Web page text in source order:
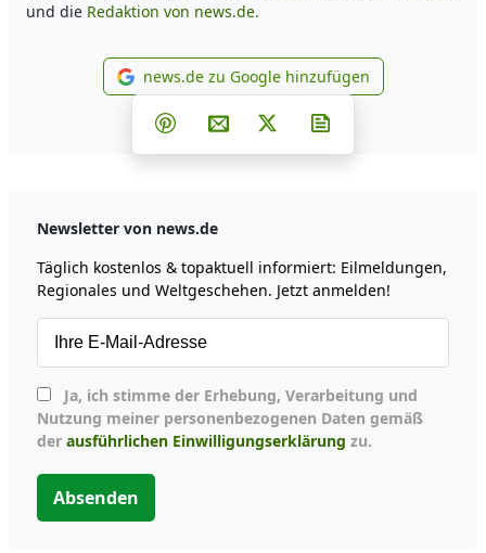
und die Redaktion von news.de.
news.de zu Google
news.de zu Google hinzufügen
Teilen auf Facebook
Teilen auf Whatsapp
Teilen auf Telegram
Teilen auf Pinterest
Per E-Mail teilen
Post auf X
Newsletter von news.de
Täglich kostenlos & topaktuell informiert: Eilmeldungen,
Regionales und Weltgeschehen. Jetzt anmelden!
Nutzung meiner personenbezogenen Daten gemäß
der ausführlichen Einwilligungserklärung zu.
Absenden